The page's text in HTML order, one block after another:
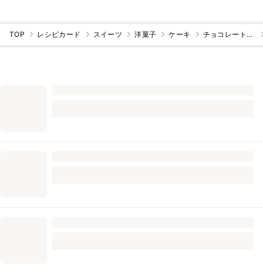
TOP レシピカード スイーツ 洋菓子 ケーキ チョコレートケーキ